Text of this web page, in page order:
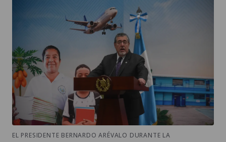
EL PRESIDENTE BERNARDO ARÉVALO DURANTE LA